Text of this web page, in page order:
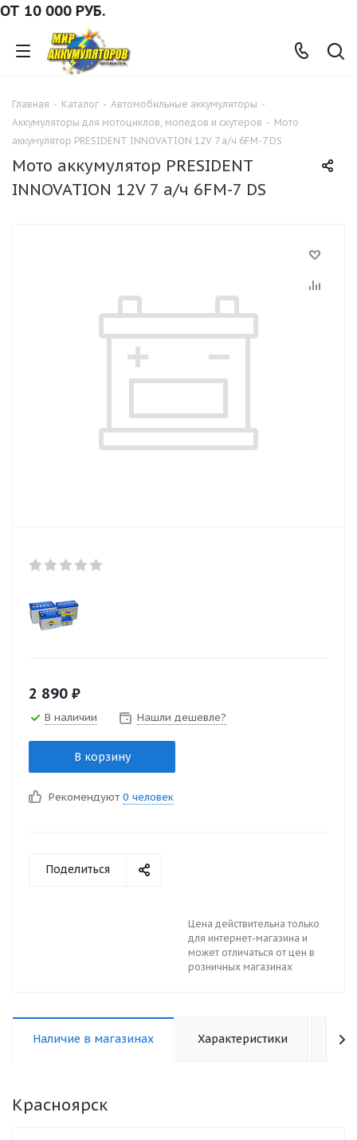
000 РУБ.
Главная - Каталог - Автомобильные аккумуляторы -
Аккумуляторы для мотоциклов, мопедов и скутеров - Мото
аккумулятор PRESIDENT INNOVATION 12V 7 а/ч 6FM-7 DS
Мото аккумулятор PRESIDENT
INNOVATION 12V 7 а/ч 6FM-7 DS
2 890 ₽
В наличии Нашли дешевле?
В корзину
Рекомендуют 0 человек
Поделиться
Цена действительна только
для интернет-магазина и
может отличаться от цен в
розничных магазинах
Наличие в магазинах Характеристики
Красноярск